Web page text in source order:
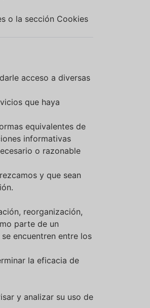
o la sección Cookies
acceso a diversas
que haya
equivalentes de
informativas
o razonable
y que sean
reorganización,
parte de un
encuentren entre los
la eficacia de
y analizar su uso de